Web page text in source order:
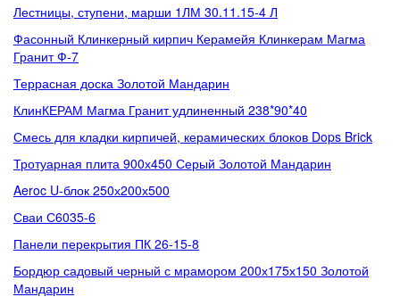
Лестницы, ступени, марши 1ЛМ 30.11.15-4 Л
Фасонный Клинкерный кирпич Керамейя Клинкерам Магма
Гранит Ф-7
Террасная доска Золотой Мандарин
КлинКЕРАМ Магма Гранит удлиненный 238*90*40
Смесь для кладки кирпичей, керамических блоков Dops Brick
Тротуарная плита 900х450 Серый Золотой Мандарин
Aeroc U-блок 250х200х500
Сваи С6035-6
Панели перекрытия ПК 26-15-8
Бордюр садовый черный с мрамором 200х175х150 Золотой
Мандарин